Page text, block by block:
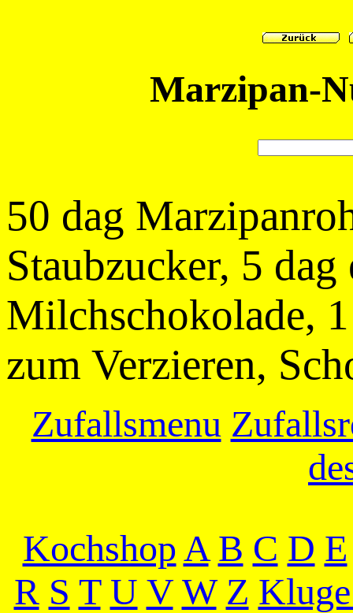
Marzipan-
50 dag
Staubzucker, 5
Milchschokolade,
zum Verzieren,
Zufallsmenu
KochshopA B C D E
R S T U V W Z